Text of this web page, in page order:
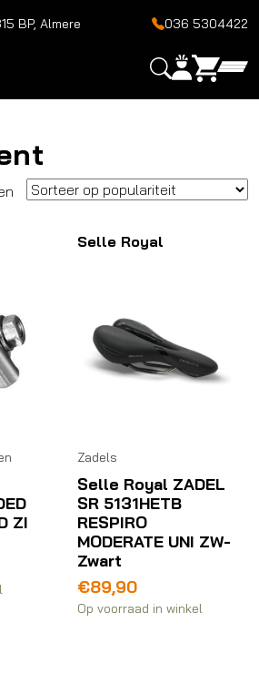
BP, Almere 036 5304422
Gesorteerd
populariteit
ZI
Selle Royal
Zadels
Selle Royal ZADEL
SR 5131HETB
RESPIRO
MODERATE UNI ZW-
Zwart
€89,90
Op voorraad in winkel